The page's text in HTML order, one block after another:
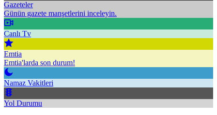
Gazeteler
Günün gazete manşetlerini inceleyin.
Canlı Tv
Emtia
Emtia'larda son durum!
Namaz Vakitleri
Yol Durumu